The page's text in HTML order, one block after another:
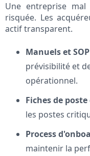
Une entreprise
risquée. Les
actif transparent.
Manuels et
prévisibilité et
opérationnel.
Fiches de
les postes
Process
maintenir la